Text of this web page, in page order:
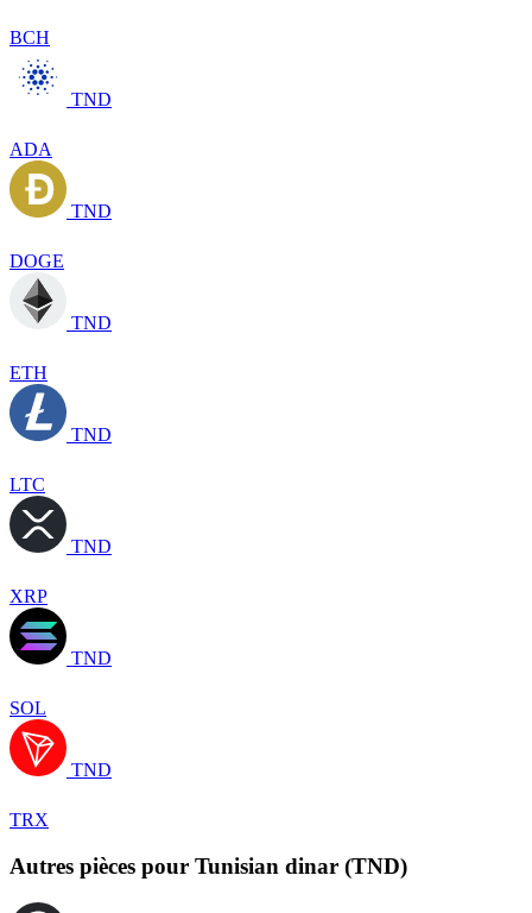
BCH
TND
ADA
TND
DOGE
TND
ETH
TND
LTC
TND
XRP
TND
SOL
TND
TRX
Autres pièces pour Tunisian dinar (TND)